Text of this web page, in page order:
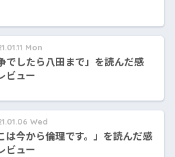
Mon
でしたら八田まで」を読んだ感
ビュー
Wed
は今から倫理です。」を読んだ感
ビュー